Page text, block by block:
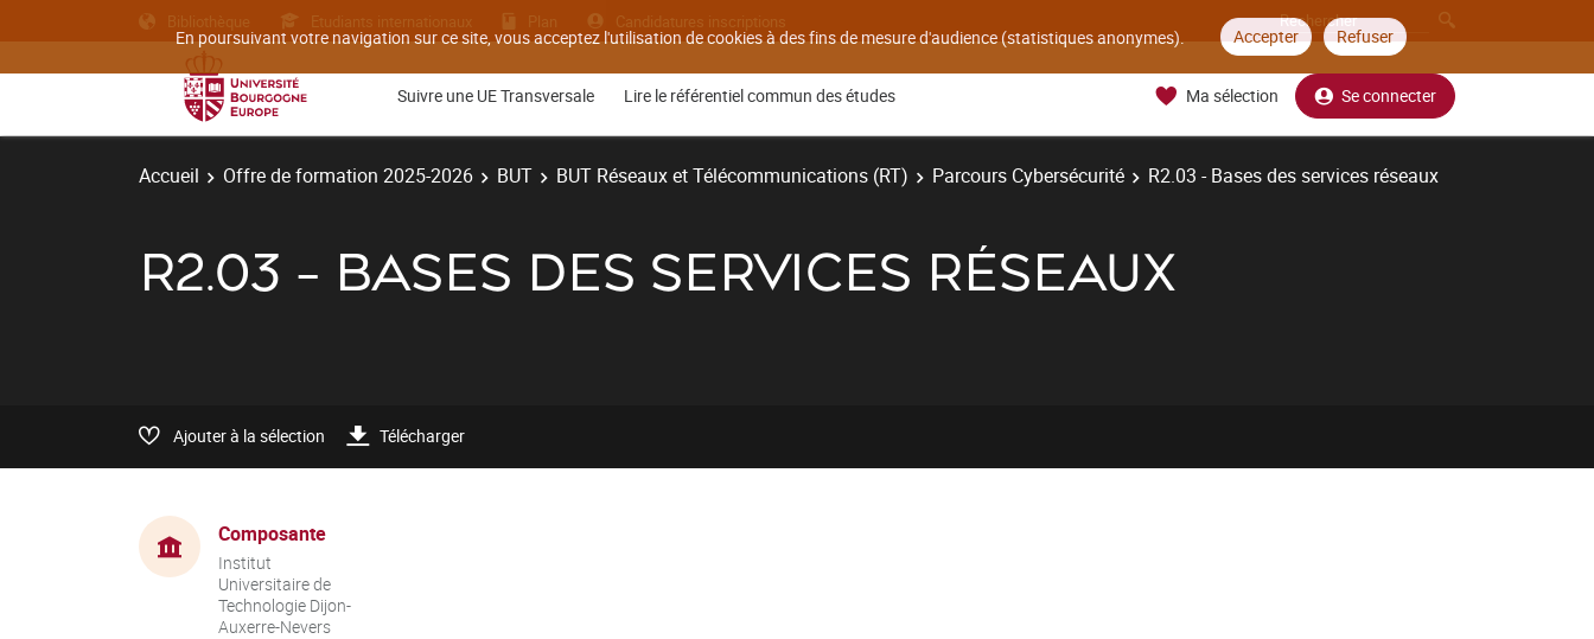
En poursuivant votre navigation sur ce site, vous acceptez l'utilisation de cookies à des fins de mesure d'audience (statistiques anonymes). Accepter Refuser
Bibliothèque Etudiants internationaux Plan Candidatures inscriptions
Suivre une UE Transversale Lire le référentiel commun des études Ma sélection Se connecter
Accueil Offre de formation 2025-2026 BUT BUT Réseaux et Télécommunications (RT) Parcours Cybersécurité R2.03 - Bases des services réseaux
R2.03 - BASES DES SERVICES RÉSEAUX
Ajouter à la sélection Télécharger
Composante
Institut
Universitaire de
Technologie Dijon-
Auxerre-Nevers